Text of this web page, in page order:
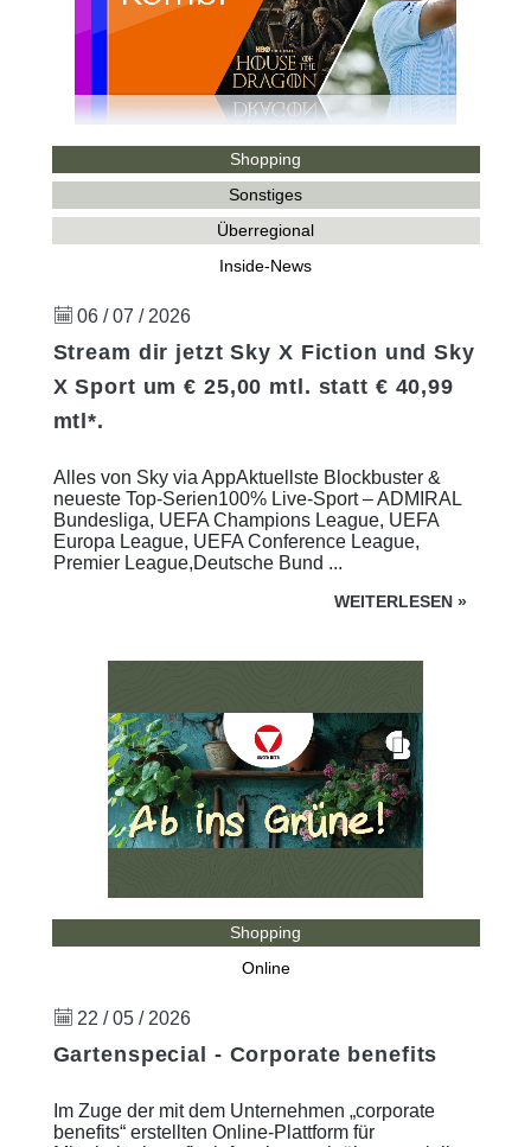
Shopping
Sonstiges
Überregional
Inside-News
06 / 07 / 2026
Stream dir jetzt Sky X Fiction und Sky
X Sport um € 25,00 mtl. statt € 40,99
mtl*.
Alles von Sky via AppAktuellste Blockbuster &
neueste Top-Serien100% Live-Sport – ADMIRAL
Bundesliga, UEFA Champions League, UEFA
Europa League, UEFA Conference League,
Premier League,Deutsche Bund ...
WEITERLESEN »
Shopping
Online
22 / 05 / 2026
Gartenspecial - Corporate benefits
Im Zuge der mit dem Unternehmen „corporate
benefits“ erstellten Online-Plattform für